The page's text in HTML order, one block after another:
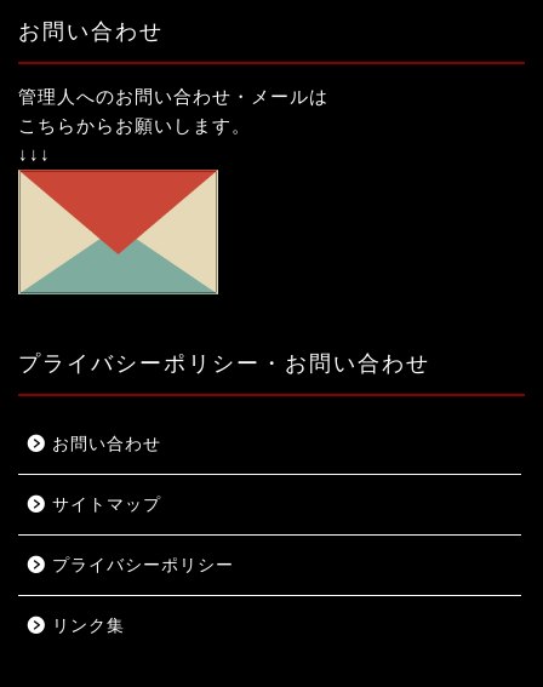
お問い合わせ
管理人へのお問い合わせ・メールは
こちらからお願いします。
↓↓↓
プライバシーポリシー・お問い合わせ
お問い合わせ
サイトマップ
プライバシーポリシー
リンク集